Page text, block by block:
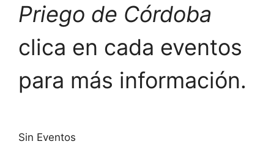
Priego de Córdoba
clica en cada eventos
para más información.
Sin Eventos